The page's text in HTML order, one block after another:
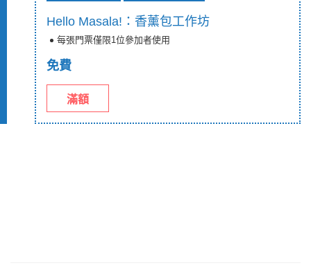
Hello Masala!：香薰包工作坊
每張門票僅限1位參加者使用
免費
滿額